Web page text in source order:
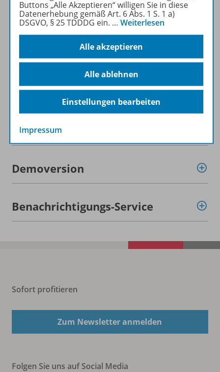
Webinarangebot.
Mehr erfahren
Produktinformationen
Zugehörige Produkte
Demoversion
Benachrichtigungs-Service
Sofort profitieren
Zum Newsletter anmelden
Folgen Sie uns auf Social Media
Buttons „Alle Akzeptieren“ willigen Sie in diese
Datenerhebung gemäß Art. 6 Abs. 1 S. 1 a)
DSGVO, § 25 TDDDG ein. … Weiterlesen
Alle akzeptieren
Alle ablehnen
Einstellungen bearbeiten
Impressum